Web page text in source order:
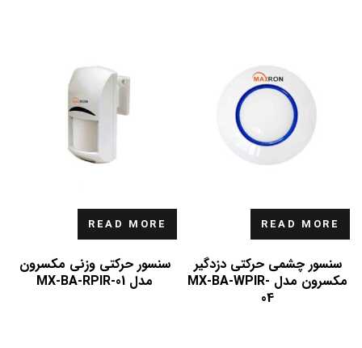
READ MORE
سنسور چشمی حرکتی دزدگیر
مکسرون مدل MX-BA-WPIR-
04
READ MORE
سنسور حرکتی وزنی مکسرون
مدل MX-BA-RPIR-01